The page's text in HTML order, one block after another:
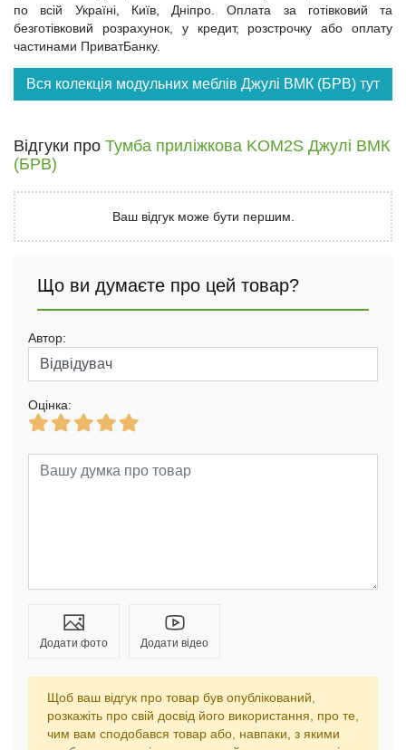
по всій Україні, Київ, Дніпро. Оплата за готівковий та
безготівковий розрахунок, у кредит, розстрочку або оплату
частинами ПриватБанку.
Вся колекція модульних меблів Джулі ВМК (БРВ) тут
Відгуки про Тумба приліжкова KOM2S Джулі ВМК
(БРВ)
Ваш відгук може бути першим.
Що ви думаєте про цей товар?
Автор:
Оцінка:
Додати фото Додати відео
Щоб ваш відгук про товар був опублікований,
розкажіть про свій досвід його використання, про те,
чим вам сподобався товар або, навпаки, з якими